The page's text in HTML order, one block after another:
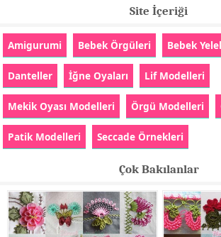
Site İçeriği
Amigurumi Bebek Örgüleri Bebek
Danteller İğne Oyaları Lif Modelleri
Mekik Oyası Modelleri Örgü Modelleri
Patik Modelleri Seccade Örnekleri
Çok Bakılanlar